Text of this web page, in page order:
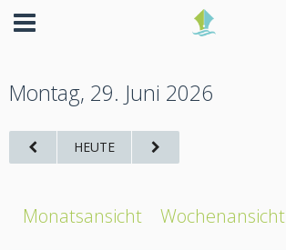
Montag, 29. Juni 2026
HEUTE
Monatsansicht Wochenansicht